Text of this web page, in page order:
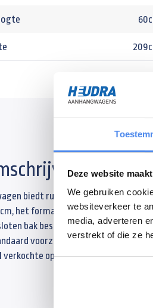
Deze website
We gebruiken
websiteverkeer te
media, adverteren
verstrekt of die ze
biedt ruime mogelijkheden om
het formaat van 418x173cm en
bak beschermt uw lading
voorzien van een neuswiel,
verkochte opties zijn steunpoten,